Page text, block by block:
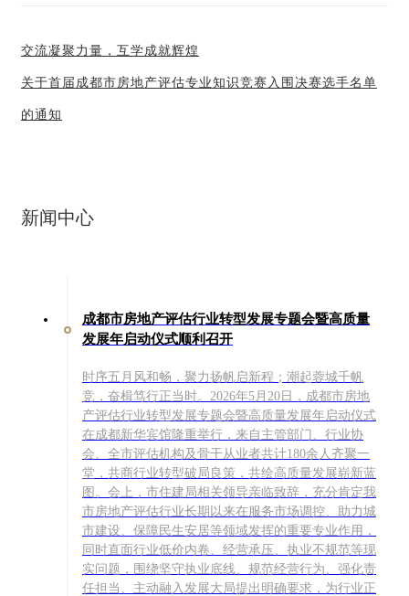
交流凝聚力量，互学成就辉煌
关于首届成都市房地产评估专业知识竞赛入围决赛选手名单
的通知
新闻中心
成都市房地产评估行业转型发展专题会暨高质量
发展年启动仪式顺利召开
时序五月风和畅，聚力扬帆启新程；潮起蓉城千帆
竞，奋楫笃行正当时。2026年5月20日，成都市房地
产评估行业转型发展专题会暨高质量发展年启动仪式
在成都新华宾馆隆重举行，来自主管部门、行业协
会、全市评估机构及骨干从业者共计180余人齐聚一
堂，共商行业转型破局良策，共绘高质量发展崭新蓝
图。会上，市住建局相关领导亲临致辞，充分肯定我
市房地产评估行业长期以来在服务市场调控、助力城
市建设、保障民生安居等领域发挥的重要专业作用，
同时直面行业低价内卷、经营承压、执业不规范等现
实问题，围绕坚守执业底线、规范经营行为、强化责
任担当、主动融入发展大局提出明确要求，为行业正